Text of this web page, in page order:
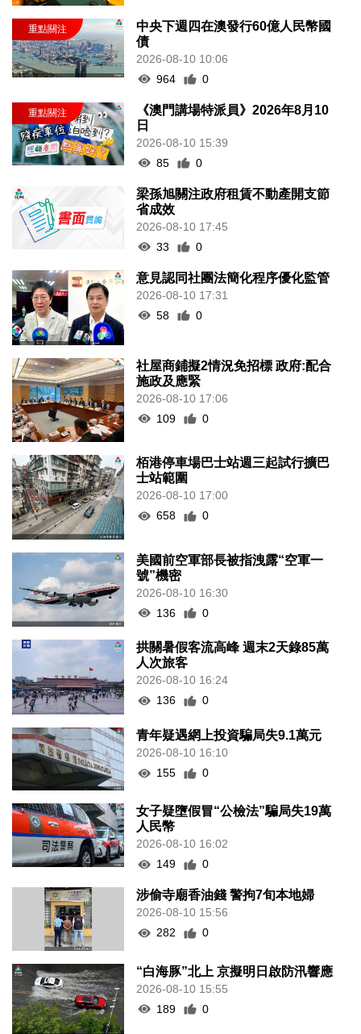
中央下週四在澳發行60億人民幣國
債
2026-08-10 10:06
964
0
《澳門講場特派員》2026年8月10
日
2026-08-10 15:39
85
0
梁孫旭關注政府租賃不動產開支節
省成效
2026-08-10 17:45
33
0
意見認同社團法簡化程序優化監管
2026-08-10 17:31
58
0
社屋商鋪擬2情況免招標 政府:配合
施政及應緊
2026-08-10 17:06
109
0
栢港停車場巴士站週三起試行擴巴
士站範圍
2026-08-10 17:00
658
0
美國前空軍部長被指洩露“空軍一
號”機密
2026-08-10 16:30
136
0
拱關暑假客流高峰 週末2天錄85萬
人次旅客
2026-08-10 16:24
136
0
青年疑遇網上投資騙局失9.1萬元
2026-08-10 16:10
155
0
女子疑墮假冒“公檢法”騙局失19萬
人民幣
2026-08-10 16:02
149
0
涉偷寺廟香油錢 警拘7旬本地婦
2026-08-10 15:56
282
0
“白海豚”北上 京擬明日啟防汛響應
2026-08-10 15:55
189
0